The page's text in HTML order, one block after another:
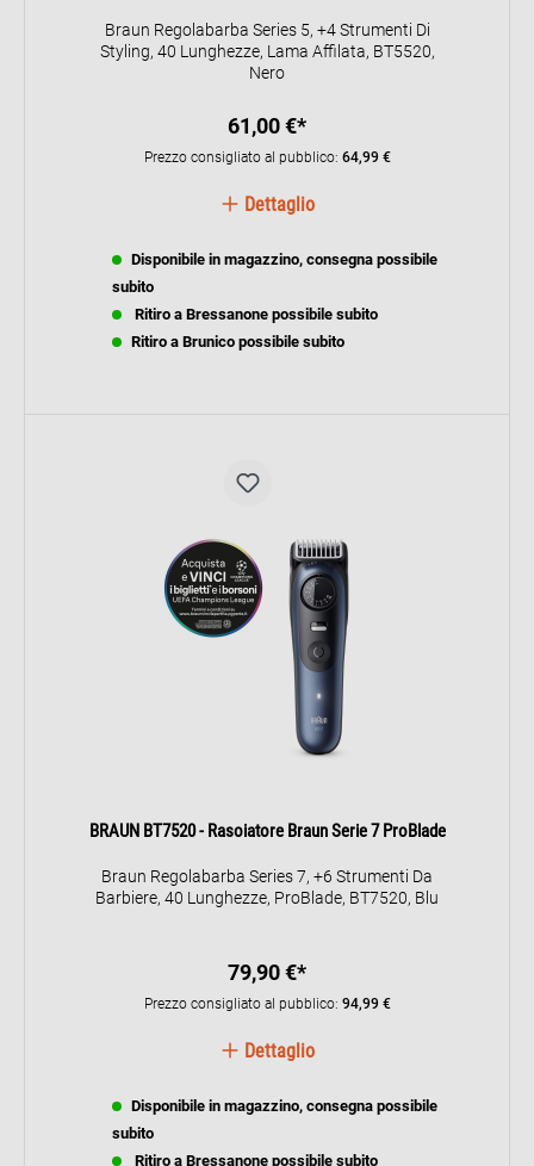
Braun Regolabarba Series 5, +4 Strumenti Di
Styling, 40 Lunghezze, Lama Affilata, BT5520,
Nero
61,00 €*
Prezzo consigliato al pubblico: 64,99 €
Dettaglio
Disponibile in magazzino, consegna possibile
subito
Ritiro a Bressanone possibile subito
Ritiro a Brunico possibile subito
BRAUN BT7520 - Rasoiatore Braun Serie 7 ProBlade
Braun Regolabarba Series 7, +6 Strumenti Da
Barbiere, 40 Lunghezze, ProBlade, BT7520, Blu
79,90 €*
Prezzo consigliato al pubblico: 94,99 €
Dettaglio
Disponibile in magazzino, consegna possibile
subito
Ritiro a Bressanone possibile subito